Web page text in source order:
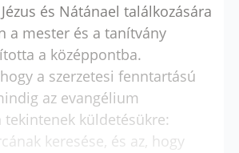
és Nátánael találkozására
a mester és a tanítvány
a középpontba.
a szerzetesi fenntartású
az evangélium
tekintenek küldetésükre:
keresése, és az, hogy